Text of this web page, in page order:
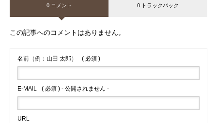
0 コメント 0 トラックバック
この記事へのコメントはありません。
名前（例：山田 太郎） ( 必須 )
E-MAIL ( 必須 ) - 公開されません -
URL